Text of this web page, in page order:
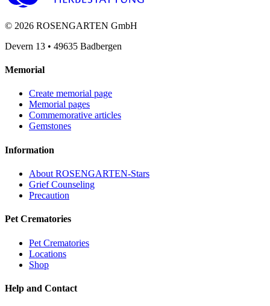
© 2026 ROSENGARTEN GmbH
Devern 13 • 49635 Badbergen
Memorial
Create memorial page
Memorial pages
Commemorative articles
Gemstones
Information
About ROSENGARTEN-Stars
Grief Counseling
Precaution
Pet Crematories
Pet Crematories
Locations
Shop
Help and Contact